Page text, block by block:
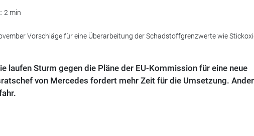
2 min
Vorschläge für eine Überarbeitung der Schadstoffgrenzwerte wie
laufen Sturm gegen die Pläne der EU-Kommission für eine neue
von Mercedes fordert mehr Zeit für die Umsetzung.